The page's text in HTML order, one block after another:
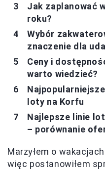
Jak zaplanować
roku?
Wybór
znaczenie dla
Ceny i
warto wiedzieć?
loty na Korfu
Najlepsze linie
– porównanie
Marzyłem o
więc postanowiłem